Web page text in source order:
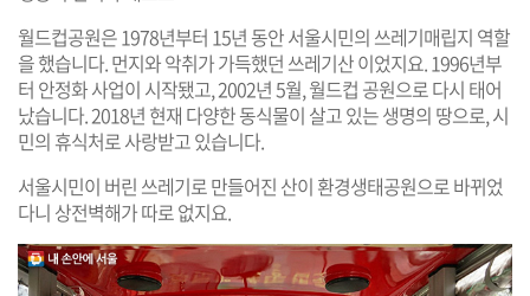
월드컵공원은 1978년부터 15년 동안 서울시민의 쓰레기매립지 역할
을 했습니다. 먼지와 악취가 가득했던 쓰레기산 이었지요. 1996년부
터 안정화 사업이 시작됐고, 2002년 5월, 월드컵 공원으로 다시 태어
났습니다. 2018년 현재 다양한 동식물이 살고 있는 생명의 땅으로, 시
민의 휴식처로 사랑받고 있습니다.
서울시민이 버린 쓰레기로 만들어진 산이 환경생태공원으로 바뀌었
다니 상전벽해가 따로 없지요.